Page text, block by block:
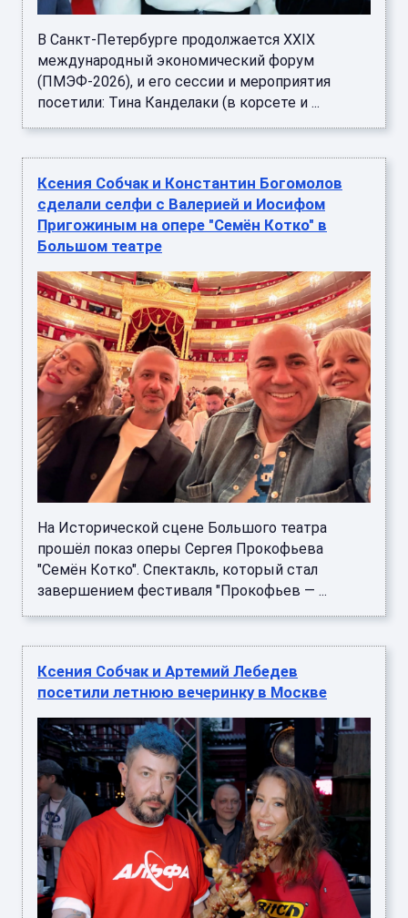
В Санкт-Петербурге продолжается XXIX
международный экономический форум
(ПМЭФ-2026), и его сессии и мероприятия
посетили: Тина Канделаки (в корсете и ...
Ксения Собчак и Константин Богомолов
сделали селфи с Валерией и Иосифом
Пригожиным на опере "Семён Котко" в
Большом театре
На Исторической сцене Большого театра
прошёл показ оперы Сергея Прокофьева
"Семён Котко". Спектакль, который стал
завершением фестиваля "Прокофьев — ...
Ксения Собчак и Артемий Лебедев
посетили летнюю вечеринку в Москве